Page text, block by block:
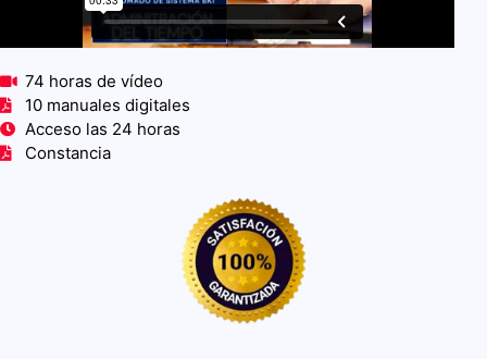
74 horas de vídeo
10 manuales digitales
Acceso las 24 horas
Constancia